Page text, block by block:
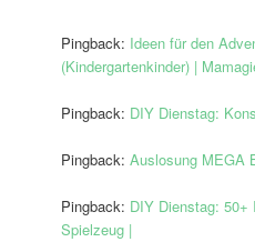
Pingback: Ideen für den
(Kindergartenkinder) |
Pingback: DIY Dienstag:
Pingback:Auslosung MEGA
Pingback: DIY Dienstag: 50+
Spielzeug |